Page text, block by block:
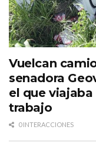
Vuelcan
senadora
el que
trabajo
0 INTERACCIONES